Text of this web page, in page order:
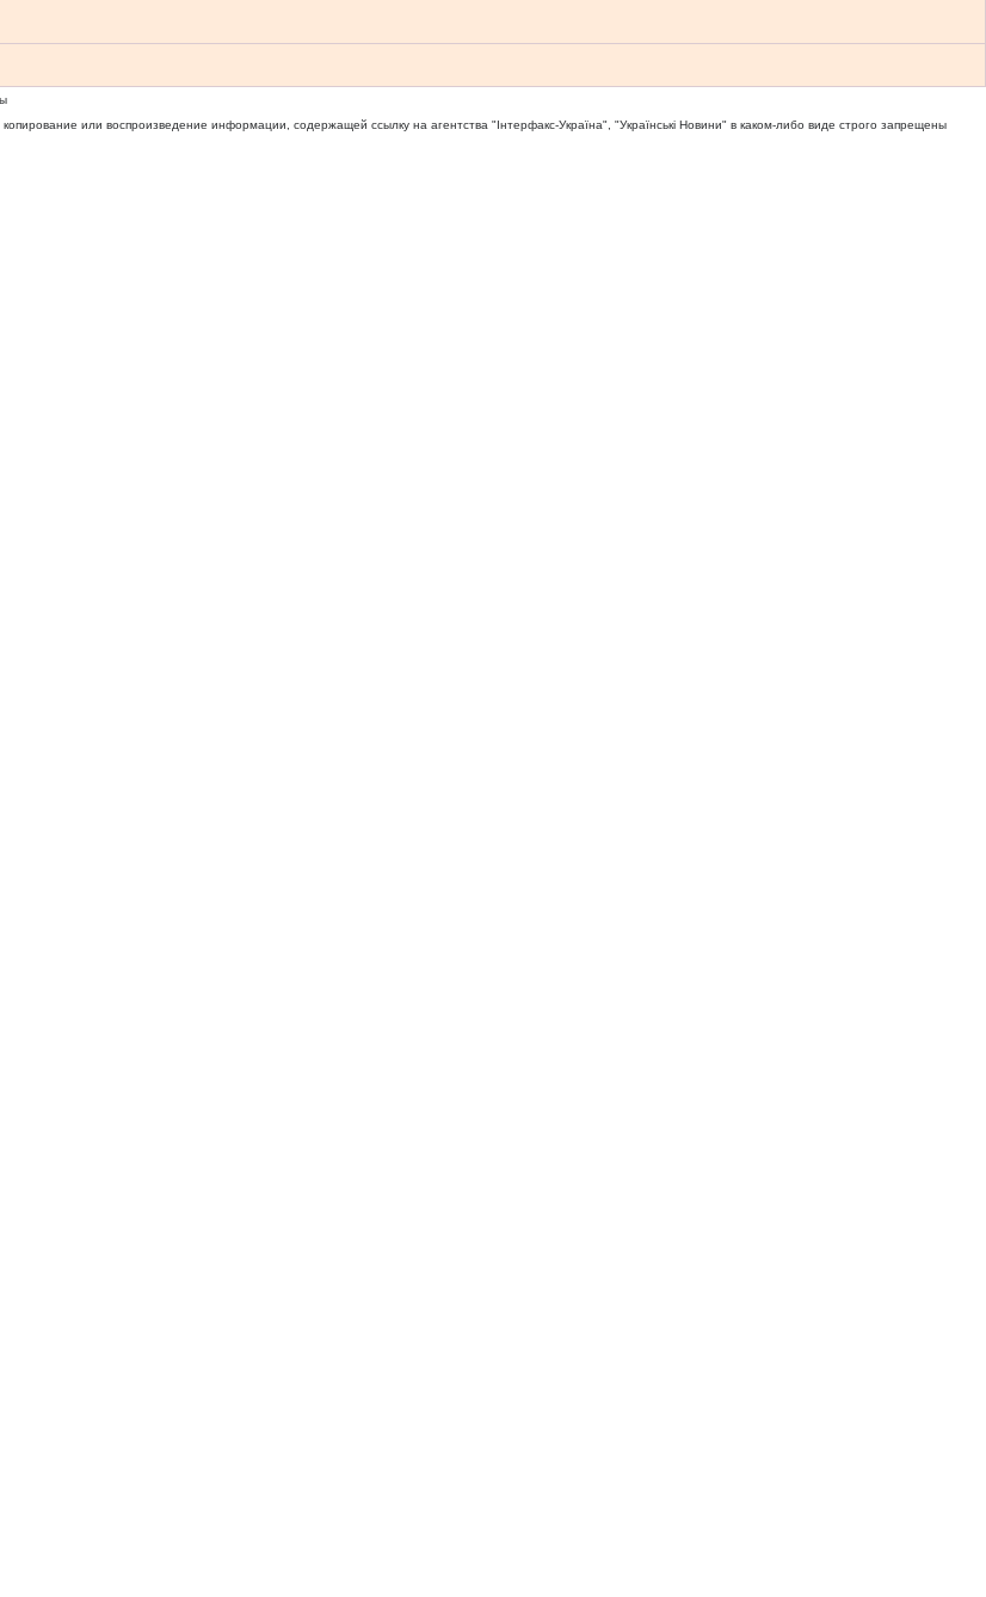
или воспроизведение информации, содержащей ссылку на агентства "Iнтерфакс-Україна", "Українськi Новини" в каком-либо виде строго запрещены